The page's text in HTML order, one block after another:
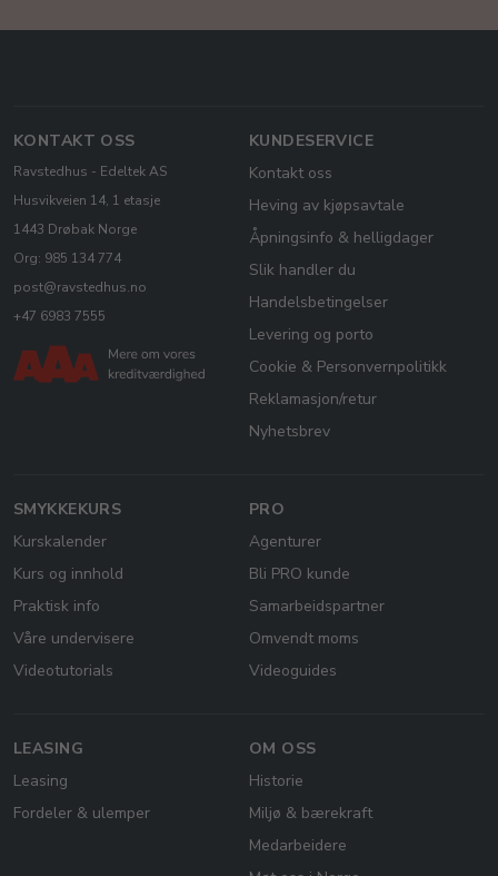
KONTAKT OSS
Ravstedhus - Edeltek AS
Husvikveien 14, 1 etasje
1443 Drøbak Norge
Org: 985 134 774
post@ravstedhus.no
+47 6983 7555
KUNDESERVICE
Kontakt oss
Heving av kjøpsavtale
Åpningsinfo & helligdager
Slik handler du
Handelsbetingelser
Levering og porto
Cookie & Personvernpolitikk
Reklamasjon/retur
Nyhetsbrev
SMYKKEKURS
Kurskalender
Kurs og innhold
Praktisk info
Våre undervisere
Videotutorials
PRO
Agenturer
Bli PRO kunde
Samarbeidspartner
Omvendt moms
Videoguides
LEASING
Leasing
Fordeler & ulemper
OM OSS
Historie
Miljø & bærekraft
Medarbeidere